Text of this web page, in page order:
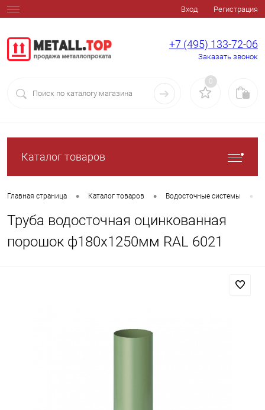
Вход Регистрация
+7 (495) 133-72-06
Заказать звонок
0
Каталог товаров
Главная страница • Каталог товаров • Водосточные системы •
Труба водосточная оцинкованная
порошок ф180х1250мм RAL 6021